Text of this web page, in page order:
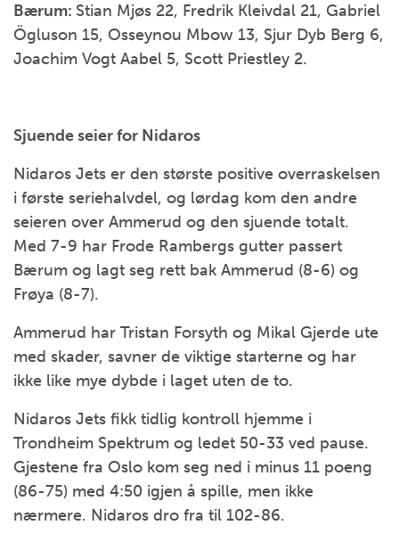
Bærum: Stian Mjøs 22, Fredrik Kleivdal 21, Gabriel
Ögluson 15, Osseynou Mbow 13, Sjur Dyb Berg 6,
Joachim Vogt Aabel 5, Scott Priestley 2.
Sjuende seier for Nidaros
Nidaros Jets er den største positive overraskelsen
i første seriehalvdel, og lørdag kom den andre
seieren over Ammerud og den sjuende totalt.
Med 7-9 har Frode Rambergs gutter passert
Bærum og lagt seg rett bak Ammerud (8-6) og
Frøya (8-7).
Ammerud har Tristan Forsyth og Mikal Gjerde ute
med skader, savner de viktige starterne og har
ikke like mye dybde i laget uten de to.
Nidaros Jets fikk tidlig kontroll hjemme i
Trondheim Spektrum og ledet 50-33 ved pause.
Gjestene fra Oslo kom seg ned i minus 11 poeng
(86-75) med 4:50 igjen å spille, men ikke
nærmere. Nidaros dro fra til 102-86.